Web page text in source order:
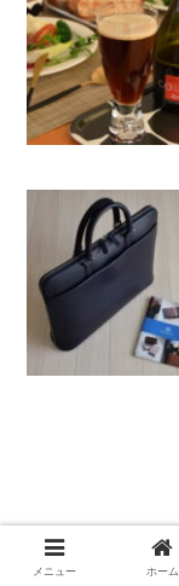
メニュー ホーム